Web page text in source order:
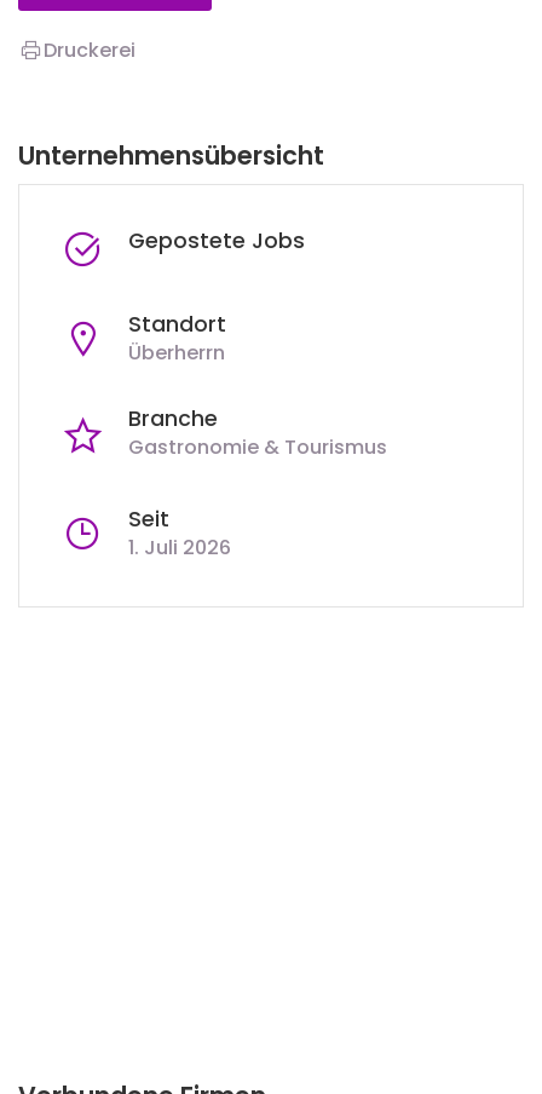
Druckerei
Unternehmensübersicht
Gepostete Jobs
Standort
Überherrn
Branche
Gastronomie & Tourismus
Seit
1. Juli 2026